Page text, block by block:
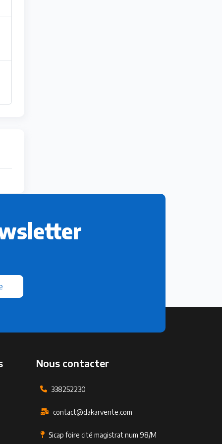
Nous contacter
338252230
contact@dakarvente.com
Sicap foire cité magistrat num 98/M